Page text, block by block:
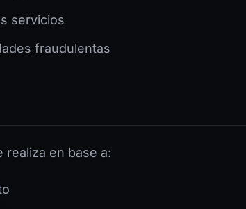
servicios
fraudulentas
realiza en base a: